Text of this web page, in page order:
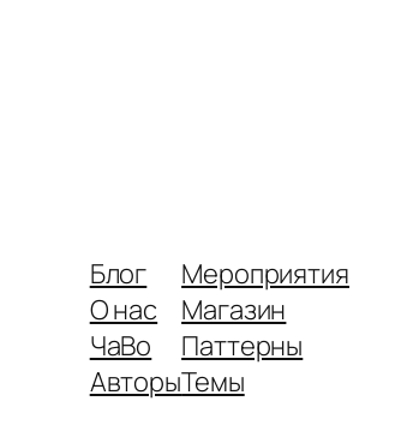
Блог
О нас
ЧаВо
Авторы
Мероприятия
Магазин
Паттерны
Темы